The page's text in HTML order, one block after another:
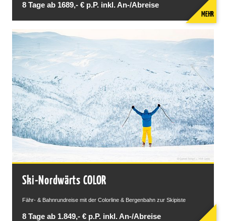
8 Tage ab 1689,- € p.P. inkl. An-/Abreise
MEHR
Ski-Nordwärts COLOR
Fähr- & Bahnrundreise mit der Colorline & Bergenbahn zur Skipiste
8 Tage ab 1.849,- € p.P. inkl. An-/Abreise